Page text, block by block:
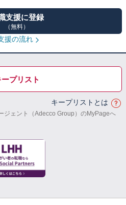
支援に登録
（無料）
援の流れ
ープリスト
キープリストとは
ジェント（Adecco Group）のMyPageへ